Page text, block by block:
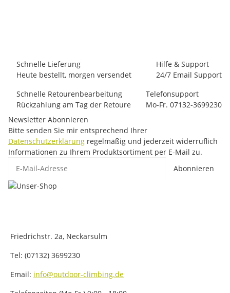
Schnelle Lieferung
Heute bestellt, morgen versendet
Hilfe & Support
24/7 Email Support
Schnelle Retourenbearbeitung
Rückzahlung am Tag der Retoure
Telefonsupport
Mo-Fr. 07132-3699230
Newsletter Abonnieren
Bitte senden Sie mir entsprechend Ihrer
Datenschutzerklärung regelmäßig und jederzeit widerruflich
Informationen zu Ihrem Produktsortiment per E-Mail zu.
Abonnieren
Friedrichstr. 2a, Neckarsulm
Tel: (07132) 3699230
Email: info@outdoor-climbing.de